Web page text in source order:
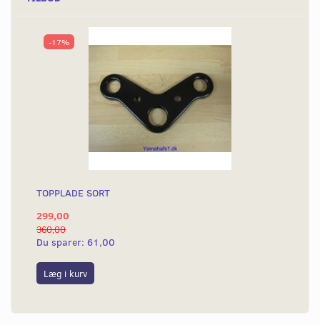
-17%
TOPPLADE SORT
299,00
360,00
Du sparer: 61,00
Læg i kurv